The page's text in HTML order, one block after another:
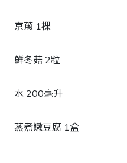
京蔥 1棵
鮮冬菇 2粒
水 200毫升
蒸煮嫩豆腐 1盒